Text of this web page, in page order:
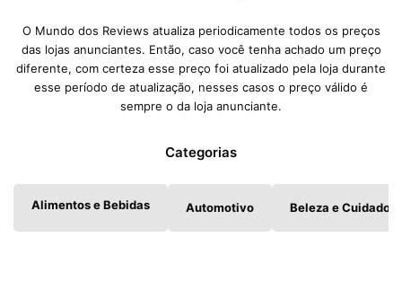
O Mundo dos Reviews atualiza periodicamente todos os preços
das lojas anunciantes. Então, caso você tenha achado um preço
diferente, com certeza esse preço foi atualizado pela loja durante
esse período de atualização, nesses casos o preço válido é
sempre o da loja anunciante.
Categorias
Alimentos e Bebidas Automotivo Beleza e Cuidados